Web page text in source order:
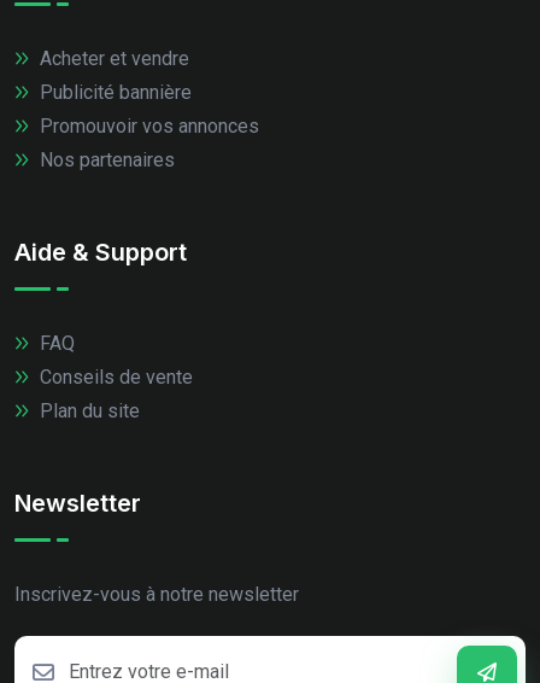
Acheter et vendre
Publicité bannière
Promouvoir vos annonces
Nos partenaires
Aide & Support
FAQ
Conseils de vente
Plan du site
Newsletter
Inscrivez-vous à notre newsletter